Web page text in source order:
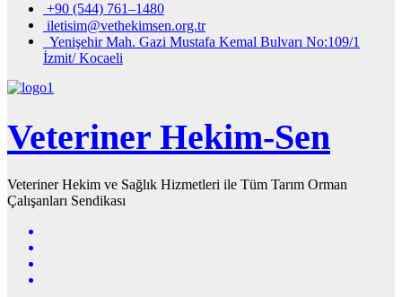
+90 (544) 761–1480
iletisim@vethekimsen.org.tr
Yenişehir Mah. Gazi Mustafa Kemal Bulvarı No:109/1
İzmit/ Kocaeli
Veteriner Hekim-Sen
Veteriner Hekim ve Sağlık Hizmetleri ile Tüm Tarım Orman
Çalışanları Sendikası